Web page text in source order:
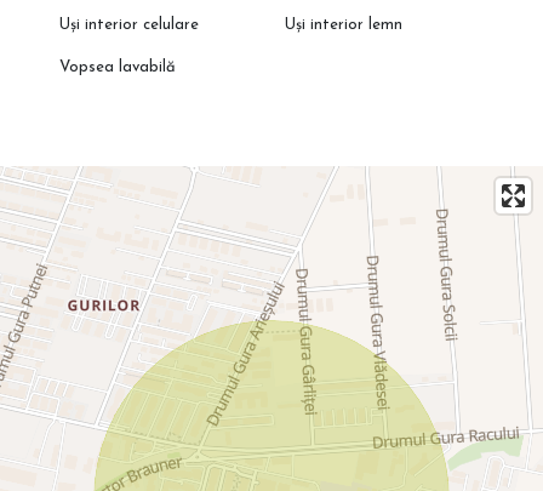
Uși interior celulare Uși interior lemn
Vopsea lavabilă